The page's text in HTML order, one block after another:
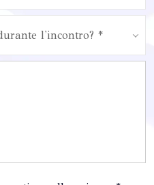
l'incontro? *